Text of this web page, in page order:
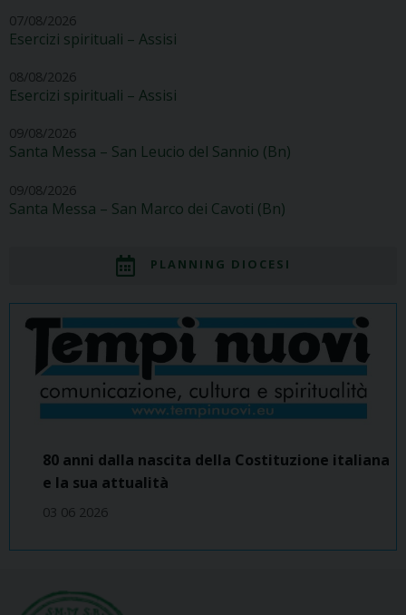
07/08/2026
Esercizi spirituali – Assisi
08/08/2026
Esercizi spirituali – Assisi
09/08/2026
Santa Messa – San Leucio del Sannio (Bn)
09/08/2026
Santa Messa – San Marco dei Cavoti (Bn)
PLANNING DIOCESI
80 anni dalla nascita della Costituzione italiana
e la sua attualità
03 06 2026